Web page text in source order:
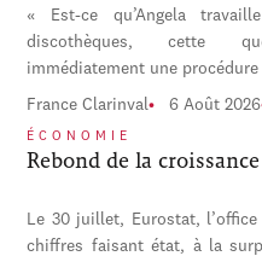
« Est-ce qu’Angela
discothèques, cette
immédiatement une
France Clarinval 6 Août 2026
ÉCONOMIE
Rebond de la
Le 30 juillet, Eurostat,
chiffres faisant état, à la